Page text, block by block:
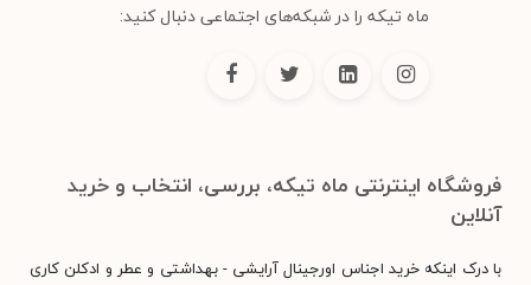
ماه تیکه را در شبکه‌های اجتماعی دنبال کنید:
فروشگاه اینترنتی ماه تیکه، بررسی، انتخاب و خرید
آنلاین
با درک اینکه خرید اجناس اورجینال آرایشی - بهداشتی و عطر و ادکلن کاری